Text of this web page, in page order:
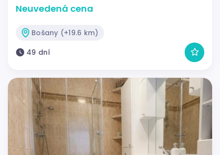
Neuvedená cena
Bošany (+19.6 km)
49 dní